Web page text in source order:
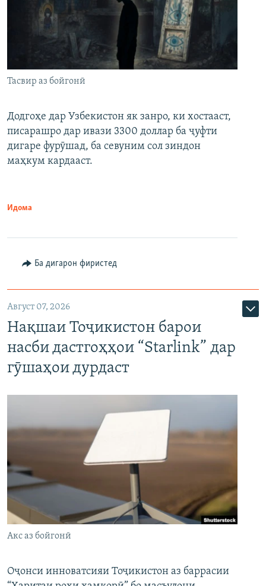
Тасвир аз бойгонӣ
Додгоҳе дар Узбекистон як занро, ки хостааст,
писарашро дар ивази 3300 доллар ба ҷуфти
дигаре фурӯшад, ба севуним сол зиндон
маҳкум кардааст.
Идома
Ба дигарон фиристед
Август 07, 2026
Нақшаи Тоҷикистон барои
насби дастгоҳҳои “Starlink” дар
гӯшаҳои дурдаст
Акс аз бойгонӣ
Оҷонси инноватсияи Тоҷикистон аз баррасии